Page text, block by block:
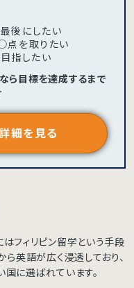
後にしたい
点を取りたい
指したい
ら目標を達成するまで
細を見る
フィリピン留学という手段
英語が広く浸透しており、
に選ばれています。